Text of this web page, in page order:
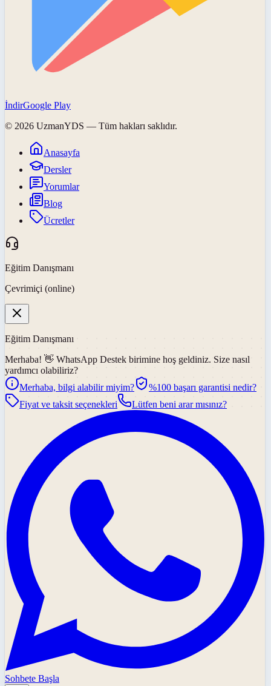
İndirGoogle Play
© 2026 UzmanYDS — Tüm hakları saklıdır.
Anasayfa
Dersler
Yorumlar
Blog
Ücretler
Eğitim Danışmanı
Çevrimiçi (online)
Eğitim Danışmanı
Merhaba! 👋 WhatsApp Destek birimine hoş geldiniz. Size nasıl
yardımcı olabiliriz?
Merhaba, bilgi alabilir miyim?
%100 başarı garantisi nedir?
Fiyat ve taksit seçenekleri
Lütfen beni arar mısınız?
Sohbete Başla